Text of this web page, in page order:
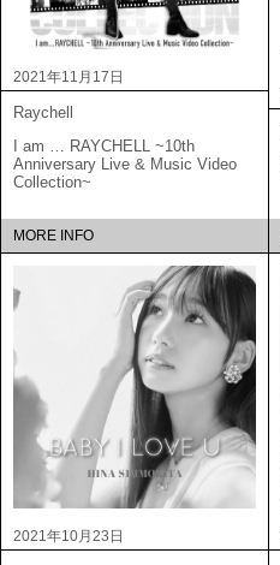
2021年11月17日
Raychell
I am … RAYCHELL ~10th
Anniversary Live & Music Video
Collection~
MORE INFO
2021年10月23日